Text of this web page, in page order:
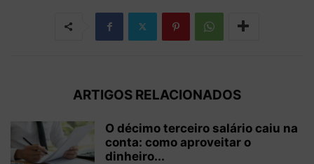
ARTIGOS RELACIONADOS
O décimo terceiro salário caiu na
conta: como aproveitar o
dinheiro...